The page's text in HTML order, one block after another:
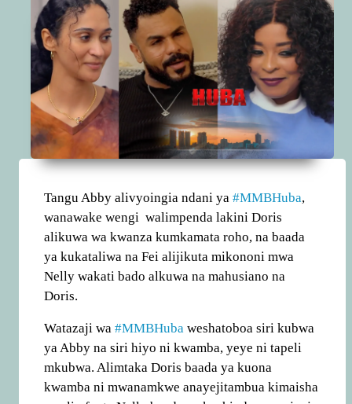
Tangu Abby alivyoingia ndani ya #MMBHuba,
wanawake wengi walimpenda lakini Doris
alikuwa wa kwanza kumkamata roho, na baada
ya kukataliwa na Fei alijikuta mikononi mwa
Nelly wakati bado alkuwa na mahusiano na
Doris.
Watazaji wa #MMBHuba weshatoboa siri kubwa
ya Abby na siri hiyo ni kwamba, yeye ni tapeli
mkubwa. Alimtaka Doris baada ya kuona
kwamba ni mwanamkwe anayejitambua kimaisha